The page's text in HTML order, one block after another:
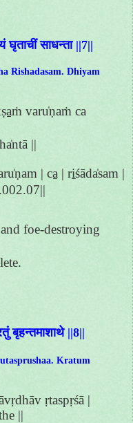
घृताचीं साधन्ता ||7||
Rishadasam. Dhiyam
varu̍ṇaṁ ca
||
| ca̱ | ri̱śāda̍sam |
foe-destroying
बृहन्तमाशाथे ||8||
Kratum
ṛtaspṛśā |
||